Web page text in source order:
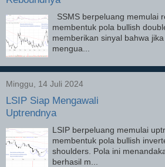
SSMS berpeluang memulai
membentuk pola bullish
memberikan sinyal bahwa
mengua...
Minggu, 14 Juli 2024
LSIP Siap Mengawali
Uptrendnya
LSIP berpeluang memulai
membentuk pola bullish
shoulders. Pola ini
berhasil m...